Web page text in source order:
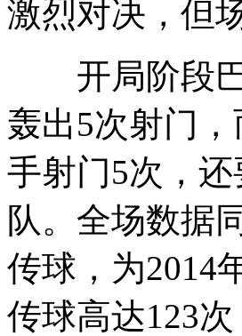
激烈对决，但
开局阶段巴
轰出5次射门
手射门5次，
队。全场数据
传球，为2014
传球高达123